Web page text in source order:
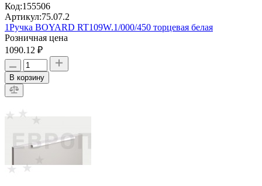
Код:155506
Артикул:75.07.2
1Ручка BOYARD RT109W.1/000/450 торцевая белая
Розничная цена
1090.12 ₽
В корзину